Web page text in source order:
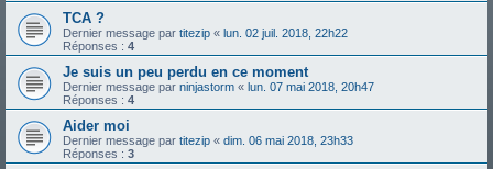
TCA ?
Dernier message par titezip « lun. 02 juil. 2018, 22h22
Réponses : 4
Je suis un peu perdu en ce moment
Dernier message par ninjastorm « lun. 07 mai 2018, 20h47
Réponses : 4
Aider moi
Dernier message par titezip « dim. 06 mai 2018, 23h33
Réponses : 3